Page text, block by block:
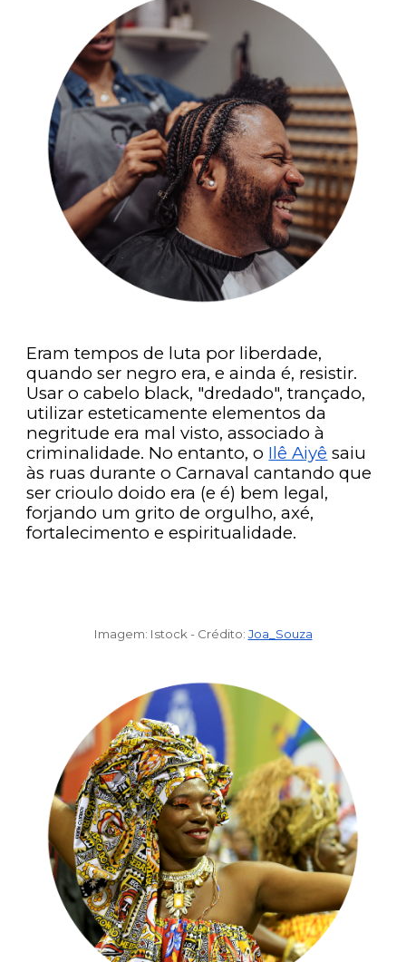
Eram tempos de luta por liberdade,
quando ser negro era, e ainda é, resistir.
Usar o cabelo black, "dredado", trançado,
utilizar esteticamente elementos da
negritude era mal visto, associado à
criminalidade. No entanto, o Ilê Aiyê saiu
às ruas durante o Carnaval cantando que
ser crioulo doido era (e é) bem legal,
forjando um grito de orgulho, axé,
fortalecimento e espiritualidade.
Imagem: Istock - Crédito: Joa_Souza